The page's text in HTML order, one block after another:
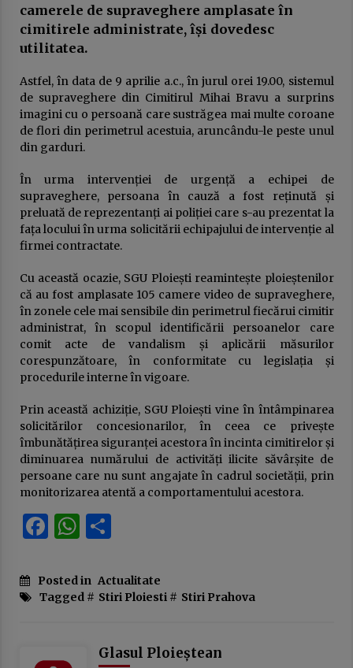
publică
23 ianuarie 2026
„alternativă”. Povestea unui eșec anunțat
16 ianuarie 2026
DOCUMENTUL austerităţii. Guvernul taie
dublează alte impozite
14 ianuarie 2026
Deputatul Bogdan Toader (PSD): „Românii au
nevoie de o piață RCA corectă și echilibrată!”
14 octombrie 2025
Președintele Consiliului Județean Prahova,
Virgiliu Nanu, convoacă la consultări liderii
partidelor din Consiliul Local Ploiești
9 septembrie 2025
camerele de supraveghere amplasate în
cimitirele administrate, își dovedesc
utilitatea.
Astfel, în data de 9 aprilie a.c., în jurul orei 19.00, sistemul
de supraveghere din Cimitirul Mihai Bravu a surprins
imagini cu o persoană care sustrăgea mai multe coroane
de flori din perimetrul acestuia, aruncându-le peste unul
din garduri.
În urma intervenției de urgență a echipei de
supraveghere, persoana în cauză a fost reținută și
preluată de reprezentanți ai poliției care s-au prezentat la
fața locului în urma solicitării echipajului de intervenție al
firmei contractate.
Cu această ocazie, SGU Ploiești reamintește ploieștenilor
că au fost amplasate 105 camere video de supraveghere,
în zonele cele mai sensibile din perimetrul fiecărui cimitir
administrat, în scopul identificării persoanelor care
comit acte de vandalism și aplicării măsurilor
corespunzătoare, în conformitate cu legislația și
procedurile interne în vigoare.
Prin această achiziție, SGU Ploiești vine în întâmpinarea
solicitărilor concesionarilor, în ceea ce privește
îmbunătățirea siguranței acestora în incinta cimitirelor și
diminuarea numărului de activități ilicite săvârșite de
persoane care nu sunt angajate în cadrul societății, prin
monitorizarea atentă a comportamentului acestora.
Facebook
WhatsApp
Partajează
Posted in Actualitate
Tagged # Stiri Ploiesti# Stiri Prahova
Glasul Ploieștean